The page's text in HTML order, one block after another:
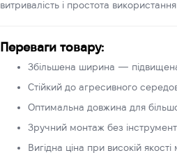
витривалість і простота
Переваги товару:
Збільшена ширина — підвищена
Стійкий до агресивного
Оптимальна довжина для
Зручний монтаж без
Вигідна ціна при високій якості